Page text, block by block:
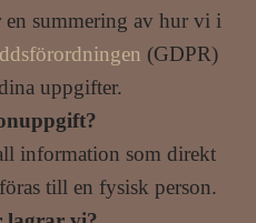
summering av hur vi i
(GDPR)
uppgifter.
information som direkt
till en fysisk person.